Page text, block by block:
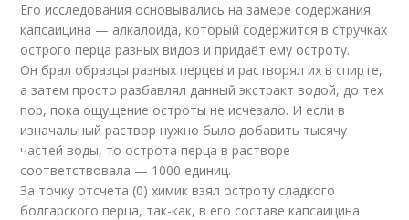
Его исследования основывались на замере содержания
капсаицина — алкалоида, который содержится в стручках
острого перца разных видов и придаёт ему остроту.
Он брал образцы разных перцев и растворял их в спирте,
а затем просто разбавлял данный экстракт водой, до тех
пор, пока ощущение остроты не исчезало. И если в
изначальный раствор нужно было добавить тысячу
частей воды, то острота перца в растворе
соответствовала — 1000 единиц.
За точку отсчета (0) химик взял остроту сладкого
болгарского перца, так-как, в его составе капсаицина